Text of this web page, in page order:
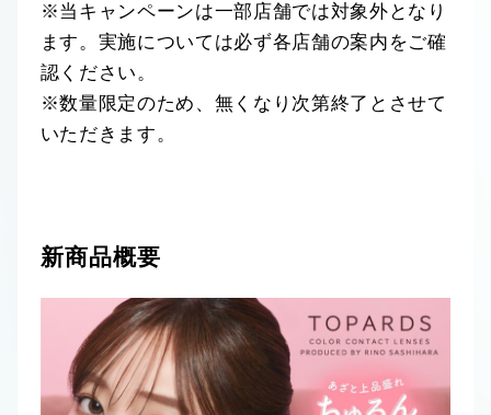
※当キャンペーンは一部店舗では対象外となり
ます。実施については必ず各店舗の案内をご確
認ください。
※数量限定のため、無くなり次第終了とさせて
いただきます。
新商品概要